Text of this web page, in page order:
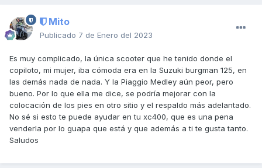
Mito
Publicado 7 de Enero del 2023
Es muy complicado, la única scooter que he tenido donde el
copiloto, mi mujer, iba cómoda era en la Suzuki burgman 125, en
las demás nada de nada. Y la Piaggio Medley aún peor, pero
bueno. Por lo que ella me dice, se podría mejorar con la
colocación de los pies en otro sitio y el respaldo más adelantado.
No sé si esto te puede ayudar en tu xc400, que es una pena
venderla por lo guapa que está y que además a ti te gusta tanto.
Saludos